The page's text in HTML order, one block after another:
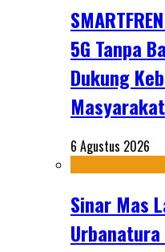
5G Tanpa
Dukung
Masyarakat
6 Agustus 2026
Sinar Mas
Urbanatura